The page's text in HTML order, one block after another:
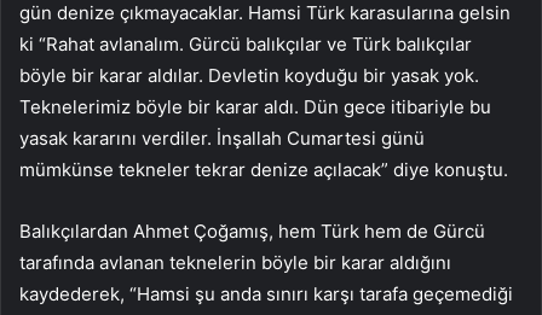
gün denize çıkmayacaklar. Hamsi Türk karasularına gelsin
ki “Rahat avlanalım. Gürcü balıkçılar ve Türk balıkçılar
böyle bir karar aldılar. Devletin koyduğu bir yasak yok.
Teknelerimiz böyle bir karar aldı. Dün gece itibariyle bu
yasak kararını verdiler. İnşallah Cumartesi günü
mümkünse tekneler tekrar denize açılacak” diye konuştu.
Balıkçılardan Ahmet Çoğamış, hem Türk hem de Gürcü
tarafında avlanan teknelerin böyle bir karar aldığını
kaydederek, “Hamsi şu anda sınırı karşı tarafa geçemediği